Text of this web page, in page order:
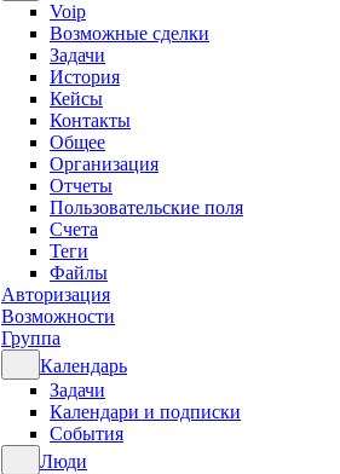
Voip
Возможные сделки
Задачи
История
Кейсы
Контакты
Общее
Организация
Отчеты
Пользовательские поля
Счета
Теги
Файлы
Авторизация
Возможности
Группа
Календарь
Задачи
Календари и подписки
События
Люди